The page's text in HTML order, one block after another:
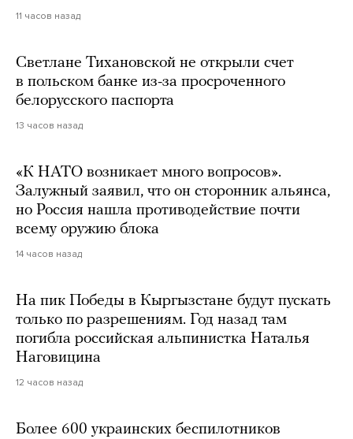
11 часов назад
Светлане Тихановской не открыли счет
в польском банке из-за просроченного
белорусского паспорта
13 часов назад
«К НАТО возникает много вопросов».
Залужный заявил, что он сторонник альянса,
но Россия нашла противодействие почти
всему оружию блока
14 часов назад
На пик Победы в Кыргызстане будут пускать
только по разрешениям. Год назад там
погибла российская альпинистка Наталья
Наговицина
12 часов назад
Более 600 украинских беспилотников